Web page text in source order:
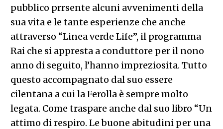
pubblico prrsente alcuni avvenimenti della
sua vita e le tante esperienze che anche
attraverso “Linea verde Life”, il programma
Rai che si appresta a conduttore per il nono
anno di seguito, l’hanno impreziosita. Tutto
questo accompagnato dal suo essere
cilentana a cui la Ferolla è sempre molto
legata. Come traspare anche dal suo libro “Un
attimo di respiro. Le buone abitudini per una